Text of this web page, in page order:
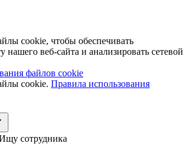
cookie, чтобы обеспечивать
нашего веб-сайта и анализировать сетевой
файлов cookie
cookie. Правила использования
сотрудника